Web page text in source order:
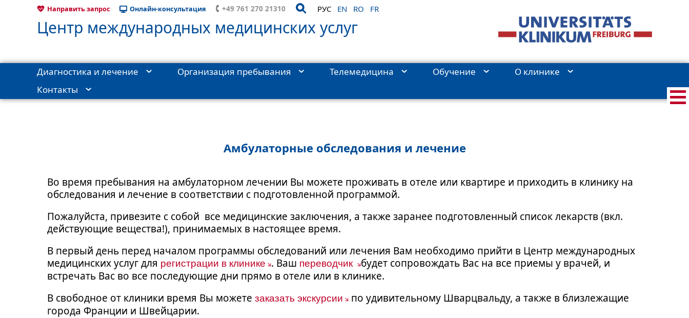
Направить запрос Онлайн-консультация +49 761 270 21310 РУС EN RO FR
Центр международных медицинских услуг
Диагностика и лечение Организация пребывания Телемедицина Обучение
О клиникe
Контакты
Главная›Организация пребывания
Амбулаторные обследования и лечение
Во время пребывания на амбулаторном лечении Вы можете проживать в отеле или квартире и приходить в клинику на
обследования и лечение в соответствии с подготовленной программой.
Пожалуйста, привезите с собой все медицинские заключения, а также заранее подготовленный список лекарств (вкл.
действующие вещества!), принимаемых в настоящее время.
В первый день перед началом программы обследований или лечения Вам необходимо прийти в Центр международных
медицинских услуг для регистрации в клинике . Ваш переводчик
будет сопровождать Вас на все приемы у врачей, и
встречать Вас во все последующие дни прямо в отеле или в клинике.
В свободное от клиники время Вы можете заказать экскурсии
по удивительному Шварцвальду, а также в близлежащие
города Франции и Швейцарии.